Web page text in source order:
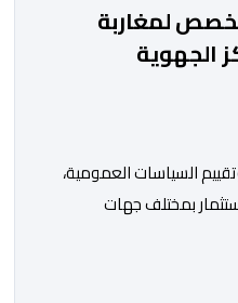
لمغاربة
الجهوية
مغاربة
السياسات العمومية،
بمختلف جهات